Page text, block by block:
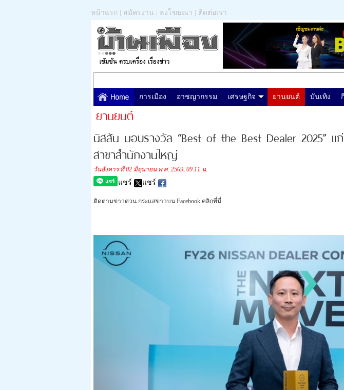
หน้าแรก สมัครงาน ลงโฆษณา ติดต่อเรา
การเมือง อาชญากรรม เศรษฐกิจ ยานยนต์ บันเทิง
ยานยนต์
นิสสัน มอบรางวัล “Best of the Best Dealer 2025”
สาขาสำนักงานใหญ่
วันอังคาร ที่ 02 มิถุนายน พ.ศ. 2569, 09.11 น.
แชร์ แชร์
ติดตามข่าวด่วน กระแสข่าวบน Facebook คลิกที่นี่